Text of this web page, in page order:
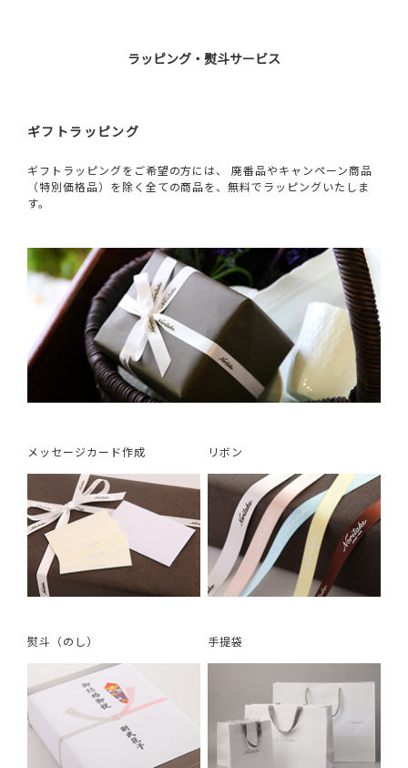
ラッピング・熨斗サービス
ギフトラッピング
ギフトラッピングをご希望の方には、 廃番品やキャンペーン商品
（特別価格品）を除く全ての商品を、無料でラッピングいたしま
す。
メッセージカード作成 リボン
熨斗（のし） 手提袋